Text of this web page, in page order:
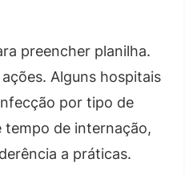
preencher planilha.
Alguns hospitais
por tipo de
tempo de internação,
a práticas.